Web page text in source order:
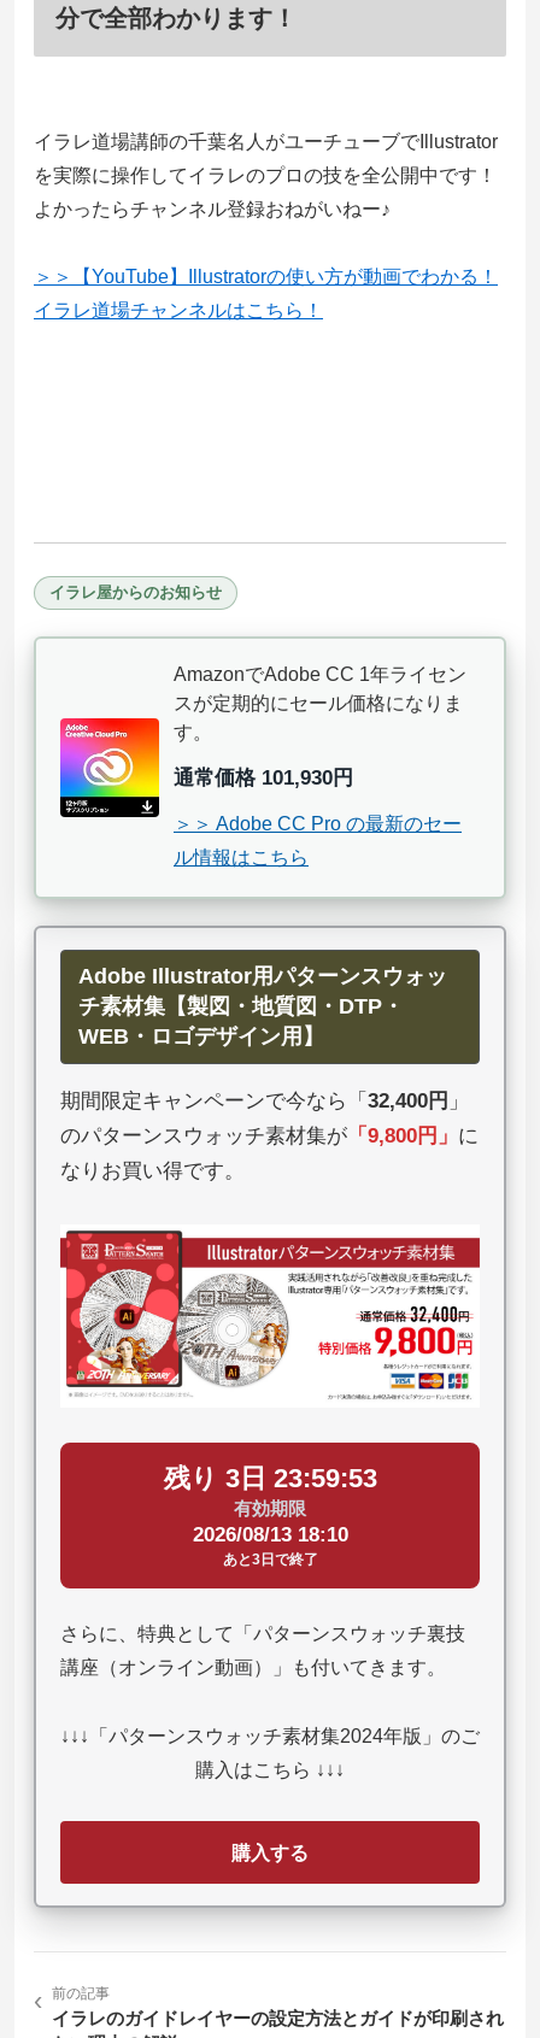
分で全部わかります！
イラレ道場講師の千葉名人がユーチューブでIllustrator
を実際に操作してイラレのプロの技を全公開中です！
よかったらチャンネル登録おねがいねー♪
＞＞【YouTube】Illustratorの使い方が動画でわかる！
イラレ道場チャンネルはこちら！
イラレ屋からのお知らせ
AmazonでAdobe CC 1年ライセン
スが定期的にセール価格になりま
す。
通常価格 101,930円
＞＞ Adobe CC Pro の最新のセー
ル情報はこちら
Adobe Illustrator用パターンスウォッ
チ素材集【製図・地質図・DTP・
WEB・ロゴデザイン用】
期間限定キャンペーンで今なら「 32,400円 」
のパターンスウォッチ素材集が 「 9,800円 」 に
なりお買い得です。
残り 3日 23:59:53
有効期限
2026/08/13 18:10
あと3日で終了
さらに、特典として「パターンスウォッチ裏技
講座（オンライン動画）」も付いてきます。
↓↓↓「パターンスウォッチ素材集2024年版」のご
購入はこちら ↓↓↓
購入する
‹ 前の記事
イラレのガイドレイヤーの設定方法とガイドが印刷され